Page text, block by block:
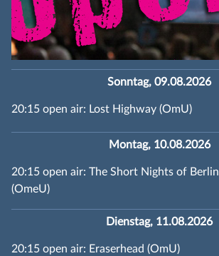
Sonntag, 09.08.2026
20:15 open air: Lost Highway (OmU)
Montag, 10.08.2026
20:15 open air: The Short Nights of Berlin
(OmeU)
Dienstag, 11.08.2026
20:15 open air: Eraserhead (OmU)